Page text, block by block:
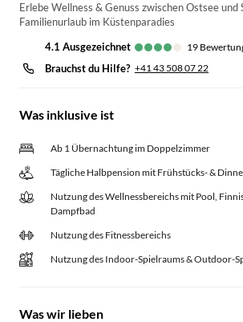
Erlebe Wellness & Genuss zwischen Ostsee und
Familienurlaub im Küstenparadies
4.1
ausgezeichnet 19
Brauchst du Hilfe? +41 43 508 07 22
Was inklusive ist
Ab 1 Übernachtung im Doppelzimmer
Tägliche Halbpension mit Frühstücks- &
Nutzung des Wellnessbereichs mit Pool,
Dampfbad
Nutzung des Fitnessbereichs
Nutzung des Indoor-Spielraums & Outdoor-
Was wir lieben